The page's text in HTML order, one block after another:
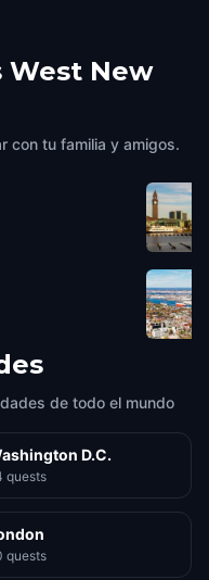
West New
con tu familia y amigos.
de todo el mundo
D.C.
quests
quests